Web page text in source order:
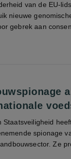
van de EU-
nieuwe
gebrek aan
Staatsveiligheid
spionage
Ze